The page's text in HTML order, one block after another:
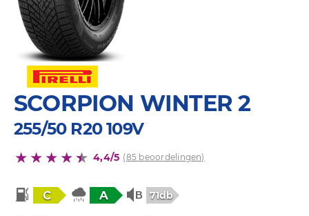
SCORPION WINTER 2
255/50 R20 109V
4,4/5 (85 beoordelingen)
C A 71db